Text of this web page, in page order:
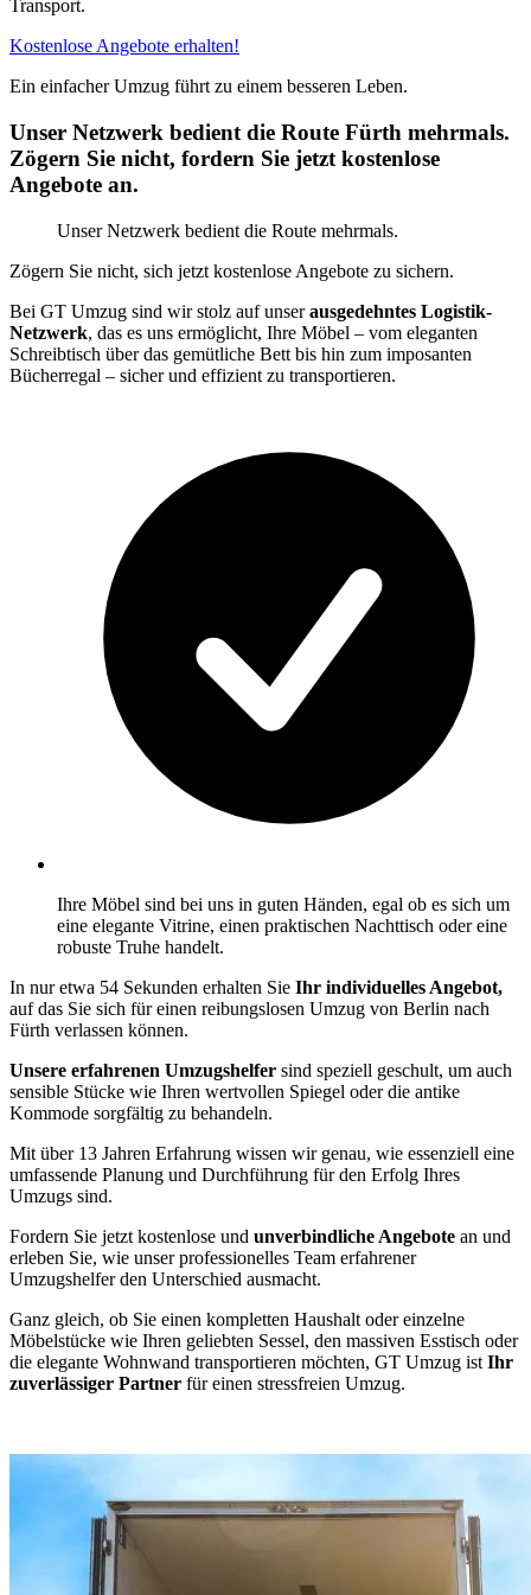
Transport.
Kostenlose Angebote erhalten!
Ein einfacher Umzug führt zu einem besseren Leben.
Unser Netzwerk bedient die Route Fürth mehrmals.
Zögern Sie nicht, fordern Sie jetzt kostenlose
Angebote an.
Unser Netzwerk bedient die Route mehrmals.
Zögern Sie nicht, sich jetzt kostenlose Angebote zu sichern.
Bei GT Umzug sind wir stolz auf unserausgedehntes Logistik-
Netzwerk, das es uns ermöglicht, Ihre Möbel – vom eleganten
Schreibtisch über das gemütliche Bett bis hin zum imposanten
Bücherregal – sicher und effizient zu transportieren.
Ihre Möbel sind bei uns in guten Händen, egal ob es sich um
eine elegante Vitrine, einen praktischen Nachttisch oder eine
robuste Truhe handelt.
In nur etwa 54 Sekunden erhalten Sie Ihr individuelles Angebot,
auf das Sie sich für einen reibungslosen Umzug von Berlin nach
Fürth verlassen können.
Unsere erfahrenen Umzugshelfer sind speziell geschult, um auch
sensible Stücke wie Ihren wertvollen Spiegel oder die antike
Kommode sorgfältig zu behandeln.
Mit über 13 Jahren Erfahrung wissen wir genau, wie essenziell eine
umfassende Planung und Durchführung für den Erfolg Ihres
Umzugs sind.
Fordern Sie jetzt kostenlose und unverbindliche Angebote an und
erleben Sie, wie unser professionelles Team erfahrener
Umzugshelfer den Unterschied ausmacht.
Ganz gleich, ob Sie einen kompletten Haushalt oder einzelne
Möbelstücke wie Ihren geliebten Sessel, den massiven Esstisch oder
die elegante Wohnwand transportieren möchten, GT Umzug ist Ihr
zuverlässiger Partner für einen stressfreien Umzug.